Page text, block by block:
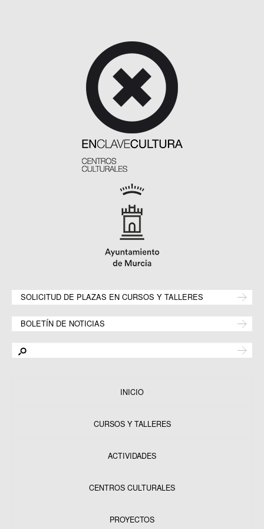
SOLICITUD DE PLAZAS EN CURSOS Y TALLERES
BOLETÍN DE NOTICIAS
INICIO
CURSOS Y TALLERES
ACTIVIDADES
CENTROS CULTURALES
PROYECTOS